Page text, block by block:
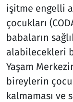
işitme engelli
çocukları
babaların
alabilecekleri
Yaşam
bireylerin
kalmaması ve